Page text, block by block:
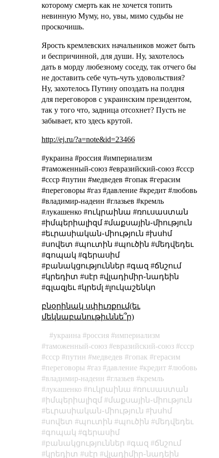
которому смерть как не хочется топить
невинную Муму, но, увы, мимо судьбы не
проскочишь.
Ярость кремлевских начальников может быть
и беспричинной, для души. Ну, захотелось
дать в морду любезному соседу, так отчего бы
не доставить себе чуть-чуть удовольствия?
Ну, захотелось Путину опоздать на полдня
для переговоров с украинским президентом,
так у того что, задница отсохнет? Пусть не
забывает, кто здесь крутой.
http://ej.ru/?a=note&id=23466
#украина #россия #империализм
#таможенный-союз #евразийский-союз #cccp
#ссср #путин #медведев #гопак #герасим
#переговоры #газ #давление #кредит #любовь
#владимир-надеин #глазьев #кремль
#лукашенко #ուկրաինա #ռուսաստան
#իմպերիալիզմ #մաքսային֊միություն
#եւրասիական֊միություն #խսհմ
#սովետ #պուտին #պուծին #մեդվեդեւ
#գոպակ #գերասիմ
#բանակցություններ #գազ #ճնշում
#կրեդիտ #սէր #վլադիմիր֊նադեին
#գլազյեւ #կրեմլ #լուկաշենկո
բնօրինակ սփիւռքում(եւ
մեկնաբանութիւննե՞ր)
украина россия
империализм
таможенный-союз
евразийский-союз
cccp
ссср
путин медведев гопак
герасим
переговоры
газ давление кредит
любовь
владимир-надеин
глазьев
кремль
лукашенко
ուկրաինա
ռուսաստան
իմպերիալիզմ
մաքսային֊միություն
եւրասիական֊միություն
խսհմ
սովետ
պուտին պուծին
մեդվեդեւ
գոպակ
գերասիմ
բանակցություններ
գազ
ճնշում
կրեդիտ
սէր վլադիմիր֊նադեին